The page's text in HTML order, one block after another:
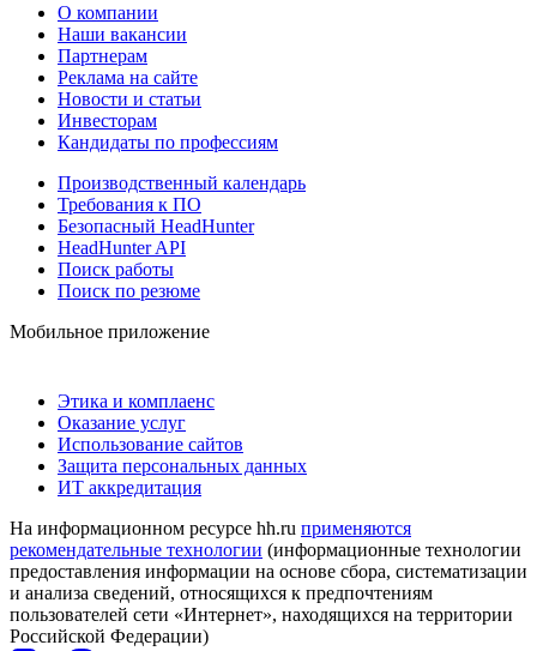
О компании
Наши вакансии
Партнерам
Реклама на сайте
Новости и статьи
Инвесторам
Кандидаты по профессиям
Производственный календарь
Требования к ПО
Безопасный HeadHunter
HeadHunter API
Поиск работы
Поиск по резюме
Мобильное приложение
Этика и комплаенс
Оказание услуг
Использование сайтов
Защита персональных данных
ИТ аккредитация
На информационном ресурсе hh.ru применяются
рекомендательные технологии (информационные технологии
предоставления информации на основе сбора, систематизации
и анализа сведений, относящихся к предпочтениям
пользователей сети «Интернет», находящихся на территории
Российской Федерации)